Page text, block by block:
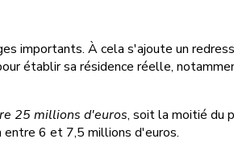
importants. À cela s'ajoute un
établir sa résidence réelle,
25 millions d'euros, soit la moitié du
entre 6 et 7,5 millions d'euros.